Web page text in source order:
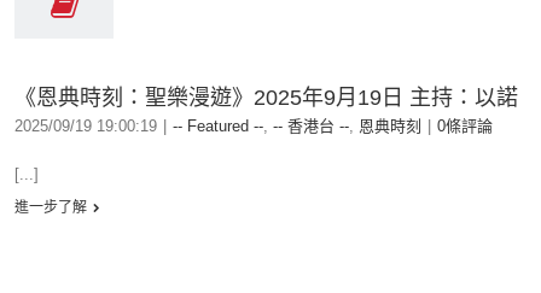
《恩典時刻：聖樂漫遊》2025年9月19日 主持：以諾
2025/09/19 19:00:19 -- Featured --, -- 香港台 --, 恩典時刻 0條評論
[...]
進一步了解